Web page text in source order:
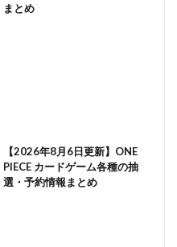
まとめ
【2026年8月6日更新】ONE
PIECE カードゲーム各種の抽
選・予約情報まとめ